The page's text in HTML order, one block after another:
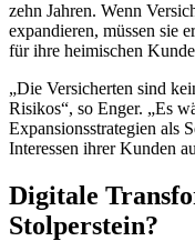
zehn Jahren. Wenn
expandieren, müssen sie
für ihre heimischen
„Die Versicherten sind
Risikos“, so Enger. „Es
Expansionsstrategien als
Interessen ihrer Kunden
Digitale
Stolperstein?